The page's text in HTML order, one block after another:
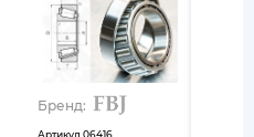
Бренд:
Артикул 06416